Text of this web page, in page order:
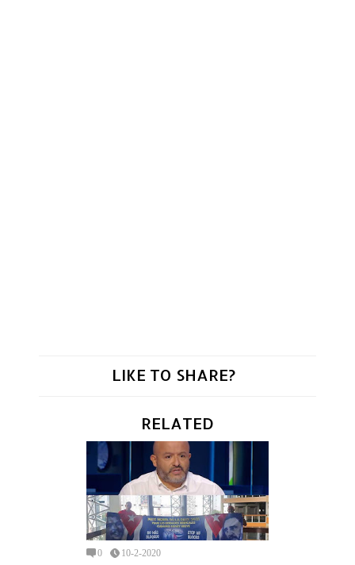
LIKE TO SHARE?
RELATED
0 10-2-2020